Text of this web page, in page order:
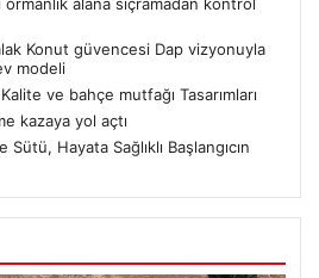
ormanlık alana sıçramadan kontrol
Konut güvencesi Dap vizyonuyla
modeli
ve bahçe mutfağı Tasarımları
kazaya yol açtı
Hayata Sağlıklı Başlangıcın